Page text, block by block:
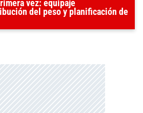
vez: equipaje
del peso y planificación de